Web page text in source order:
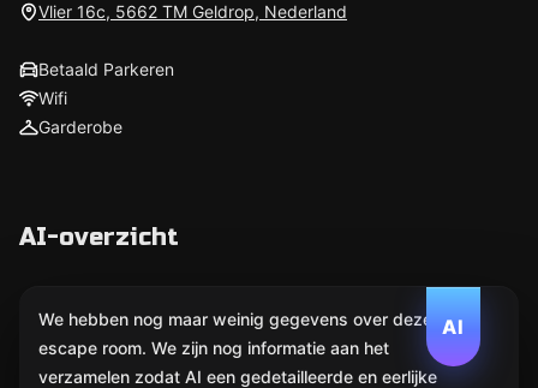
Vlier 16c, 5662 TM Geldrop, Nederland
Betaald Parkeren
Wifi
Garderobe
AI-overzicht
AI
We hebben nog maar weinig gegevens over deze
escape room. We zijn nog informatie aan het
verzamelen zodat AI een gedetailleerde en eerlijke